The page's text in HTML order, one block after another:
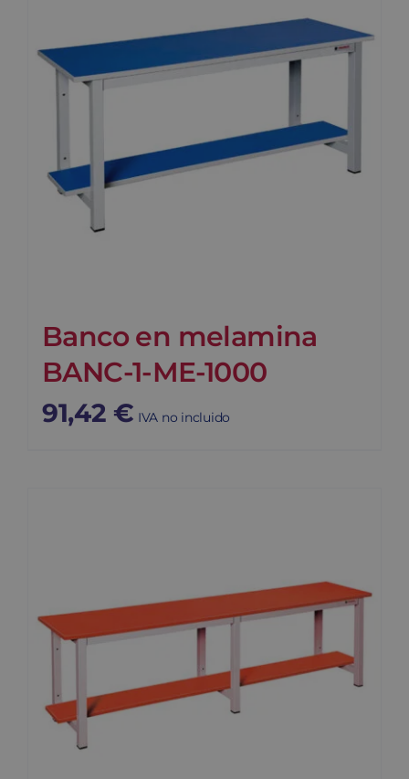
Contacto
Banco en melamina
BANC-1-ME-1000
91,42 € IVA no incluido